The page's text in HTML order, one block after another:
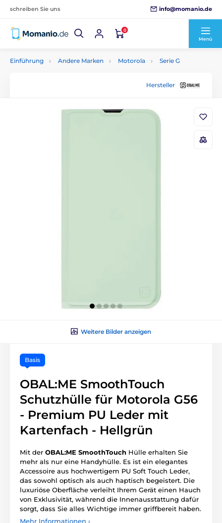
schreiben Sie uns info@momanio.de
0
Menü
Einführung Andere Marken Motorola Serie G
Hersteller
Weitere Bilder anzeigen
Basis
OBAL:ME SmoothTouch
Schutzhülle für Motorola G56
- Premium PU Leder mit
Kartenfach - Hellgrün
Mit der OBAL:ME SmoothTouch Hülle erhalten Sie
mehr als nur eine Handyhülle. Es ist ein elegantes
Accessoire aus hochwertigem PU Soft Touch Leder,
das sowohl optisch als auch haptisch begeistert. Die
luxuriöse Oberfläche verleiht Ihrem Gerät einen Hauch
von Exklusivität, während die Innenausstattung dafür
sorgt, dass Sie alles Wichtige immer griffbereit haben.
Mehr Informationen ›